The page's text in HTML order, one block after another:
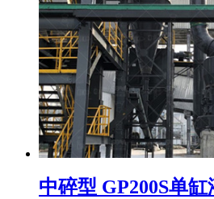
中碎型 GP200S单